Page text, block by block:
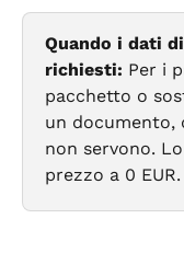
Quando i dati
richiesti: Per i
pacchetto o
un documento,
non servono.
prezzo a 0 EUR.